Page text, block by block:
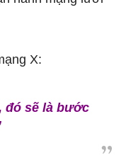
X:
đó sẽ là bước